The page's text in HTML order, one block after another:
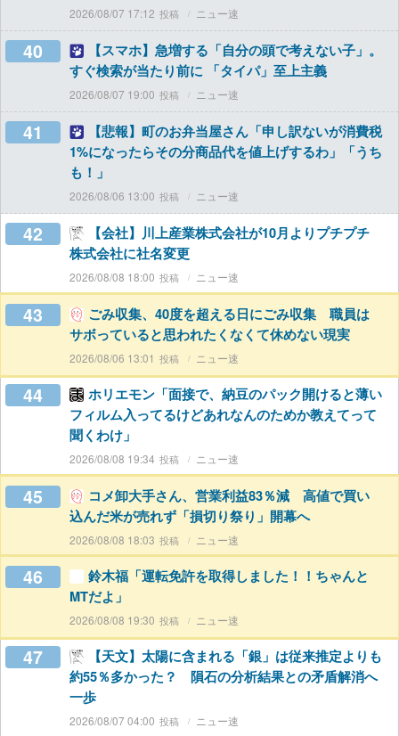
2026/08/07 17:12 ニュー速
40
【スマホ】急増する「自分の頭で考えない子」。
すぐ検索が当たり前に 「タイパ」至上主義
2026/08/07 19:00 ニュー速
41
【悲報】町のお弁当屋さん「申し訳ないが消費税
1%になったらその分商品代を値上げするわ」「うち
も！」
2026/08/06 13:00 ニュー速
42
【会社】川上産業株式会社が10月よりプチプチ
株式会社に社名変更
2026/08/08 18:00 ニュー速
43
ごみ収集、40度を超える日にごみ収集 職員は
サボっていると思われたくなくて休めない現実
2026/08/06 13:01 ニュー速
44
ホリエモン「面接で、納豆のパック開けると薄い
フィルム入ってるけどあれなんのためか教えてって
聞くわけ」
2026/08/08 19:34 ニュー速
45
コメ卸大手さん、営業利益83％減 高値で買い
込んだ米が売れず「損切り祭り」開幕へ
2026/08/08 18:03 ニュー速
46
鈴木福「運転免許を取得しました！！ちゃんと
MTだよ」
2026/08/08 19:30 ニュー速
47
【天文】太陽に含まれる「銀」は従来推定よりも
約55％多かった？ 隕石の分析結果との矛盾解消へ
一歩
2026/08/07 04:00 ニュー速